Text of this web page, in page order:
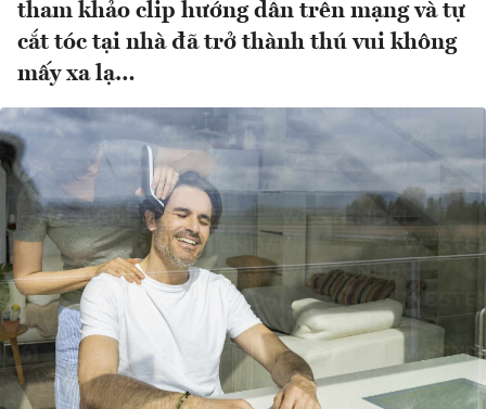
tham khảo clip hướng dẫn trên mạng và tự
cắt tóc tại nhà đã trở thành thú vui không
mấy xa lạ…